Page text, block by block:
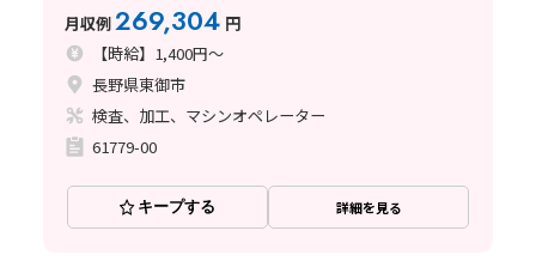
月収例269,304 円
【時給】1,400円～
長野県東御市
検査、加工、マシンオペレーター
61779-00
キープする 詳細を見る